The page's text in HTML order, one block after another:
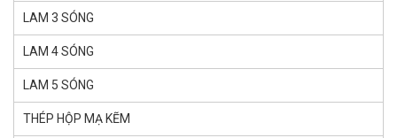
LAM 3 SÓNG
LAM 4 SÓNG
LAM 5 SÓNG
THÉP HỘP MẠ KẼM